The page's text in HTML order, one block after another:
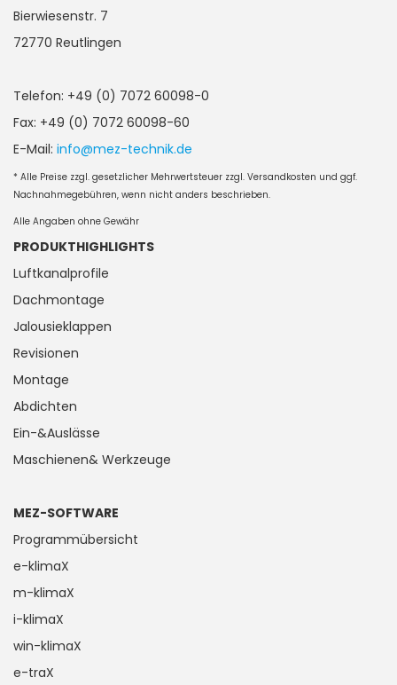
Bierwiesenstr. 7
72770 Reutlingen
Telefon: +49 (0) 7072 60098-0
Fax: +49 (0) 7072 60098-60
E-Mail: info@mez-technik.de
* Alle Preise zzgl. gesetzlicher Mehrwertsteuer zzgl. Versandkosten und ggf.
Nachnahmegebühren, wenn nicht anders beschrieben.
Alle Angaben ohne Gewähr
PRODUKTHIGHLIGHTS
Luftkanalprofile
Dachmontage
Jalousieklappen
Revisionen
Montage
Abdichten
Ein-&Auslässe
Maschienen& Werkzeuge
MEZ-SOFTWARE
Programmübersicht
e-klimaX
m-klimaX
i-klimaX
win-klimaX
e-traX